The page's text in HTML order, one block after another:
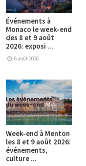
Événements à
Monaco le week-end
des 8 et 9 août
2026: exposi ...
6 août 2026
Week-end à Menton
les 8 et 9 août 2026:
événements,
culture ...